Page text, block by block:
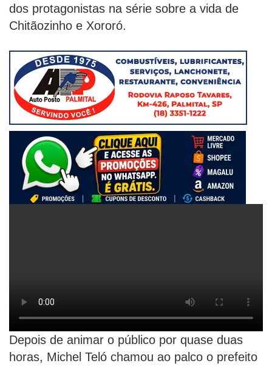
dos protagonistas na série sobre a vida de
Chitãozinho e Xororó.
Depois de animar o público por quase duas
horas, Michel Teló chamou ao palco o prefeito